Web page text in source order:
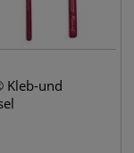
Kleb-und